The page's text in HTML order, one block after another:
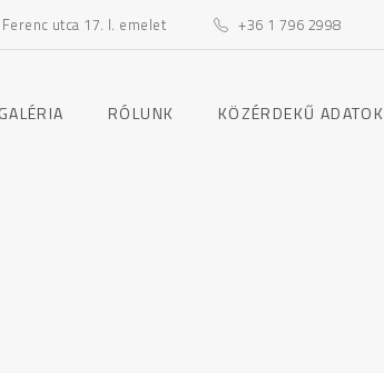
utca 17. I. emelet +36 1 796 2998
toggleRÓLUNK toggleKÖZÉRDEKŰ ADATOK